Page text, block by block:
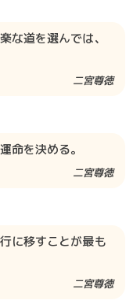
な道を選んでは、
二宮尊徳
命を決める。
二宮尊徳
に移すことが最も
二宮尊徳